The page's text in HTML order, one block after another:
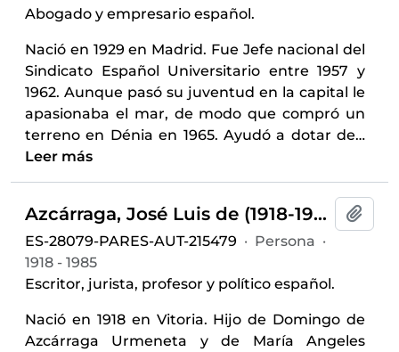
Abogado y empresario español.
Nació en 1929 en Madrid. Fue Jefe nacional del
Sindicato Español Universitario entre 1957 y
1962. Aunque pasó su juventud en la capital le
apasionaba el mar, de modo que compró un
terreno en Dénia en 1965. Ayudó a dotar de…
Leer más
Azcárraga, José Luis de (1918-1985)
ES-28079-PARES-AUT-215479 · Persona ·
1918 - 1985
Escritor, jurista, profesor y político español.
Nació en 1918 en Vitoria. Hijo de Domingo de
Azcárraga Urmeneta y de María Angeles